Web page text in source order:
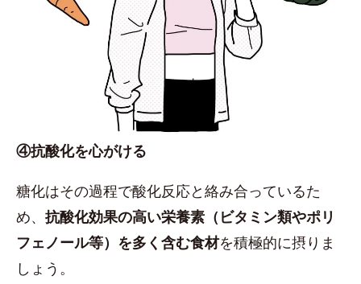
④抗酸化を心がける
糖化はその過程で酸化反応と絡み合っているた
め、 抗酸化効果の高い栄養素（ビタミン類やポリ
フェノール等）を多く含む食材を積極的に摂りま
しょう。